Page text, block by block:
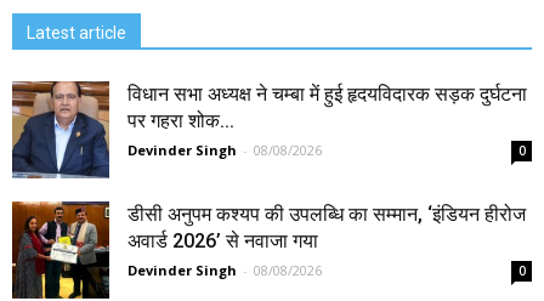
Latest article
विधान सभा अध्यक्ष ने चम्बा में हुई हृदयविदारक सड़क दुर्घटना
पर गहरा शोक...
Devinder Singh - 08/08/2026 0
डीसी अनुपम कश्यप की उपलब्धि का सम्मान, ‘इंडियन हीरोज
अवार्ड 2026’ से नवाजा गया
Devinder Singh - 08/08/2026 0